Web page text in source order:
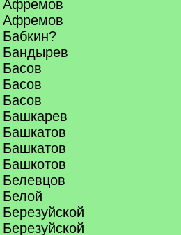
Афремов
Афремов
Бабкин?
Бандырев
Басов
Басов
Басов
Башкарев
Башкатов
Башкатов
Башкотов
Белевцов
Белой
Березуйской
Березуйской